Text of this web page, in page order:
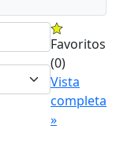
Favoritos
(0)
Vista
completa
»